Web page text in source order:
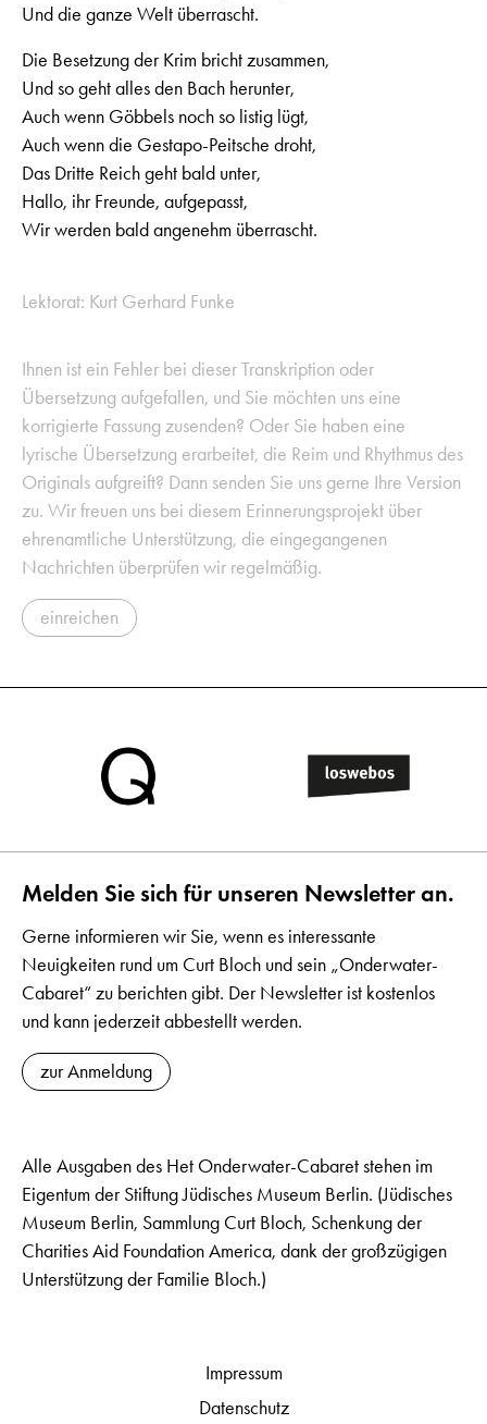
Und die ganze Welt überrascht.
Die Besetzung der Krim bricht zusammen,
Und so geht alles den Bach herunter,
Auch wenn Göbbels noch so listig lügt,
Auch wenn die Gestapo-Peitsche droht,
Das Dritte Reich geht bald unter,
Hallo, ihr Freunde, aufgepasst,
Wir werden bald angenehm überrascht.
Lektorat: Kurt Gerhard Funke
Ihnen ist ein Fehler bei dieser Transkription oder
Übersetzung aufgefallen, und Sie möchten uns eine
korrigierte Fassung zusenden? Oder Sie haben eine
lyrische Übersetzung erarbeitet, die Reim und Rhythmus des
Originals aufgreift? Dann senden Sie uns gerne Ihre Version
zu. Wir freuen uns bei diesem Erinnerungsprojekt über
ehrenamtliche Unterstützung, die eingegangenen
Nachrichten überprüfen wir regelmäßig.
einreichen
Melden Sie sich für unseren Newsletter an.
Gerne informieren wir Sie, wenn es interessante
Neuigkeiten rund um Curt Bloch und sein „Onderwater-
Cabaret“ zu berichten gibt. Der Newsletter ist kostenlos
und kann jederzeit abbestellt werden.
zur Anmeldung
Alle Ausgaben des Het Onderwater-Cabaret stehen im
Eigentum der Stiftung Jüdisches Museum Berlin. (Jüdisches
Museum Berlin, Sammlung Curt Bloch, Schenkung der
Charities Aid Foundation America, dank der großzügigen
Unterstützung der Familie Bloch.)
Impressum
Datenschutz